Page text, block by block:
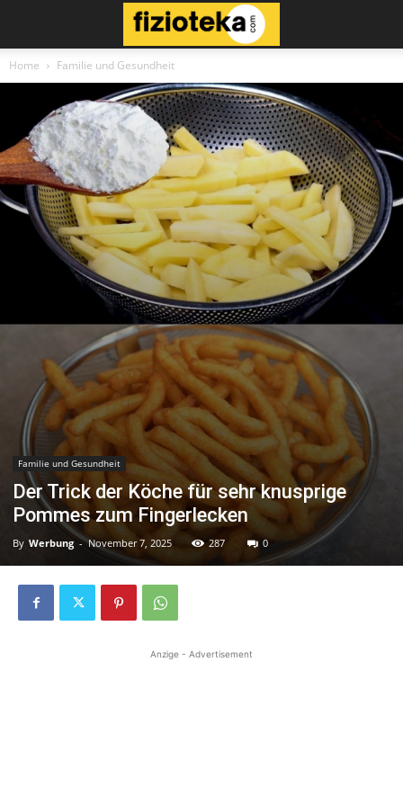
Home Familie und Gesundheit
Familie und Gesundheit
Der Trick der Köche für sehr knusprige
Pommes zum Fingerlecken
By Werbung - November 7, 2025 287 0
Anzige - Advertisement